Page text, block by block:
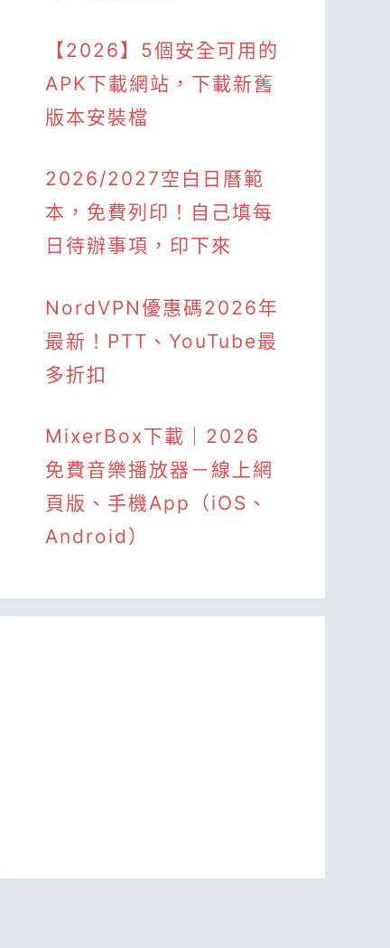
【2026】5個安全可用的
APK下載網站，下載新舊
版本安裝檔
2026/2027空白日曆範
本，免費列印！自己填每
日待辦事項，印下來
NordVPN優惠碼2026年
最新！PTT、YouTube最
多折扣
MixerBox下載｜2026
免費音樂播放器－線上網
頁版、手機App（iOS、
Android）